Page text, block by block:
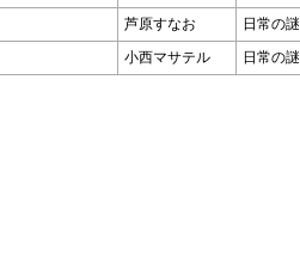
芦原すなお
日常の謎
小西マサテル 日常の謎